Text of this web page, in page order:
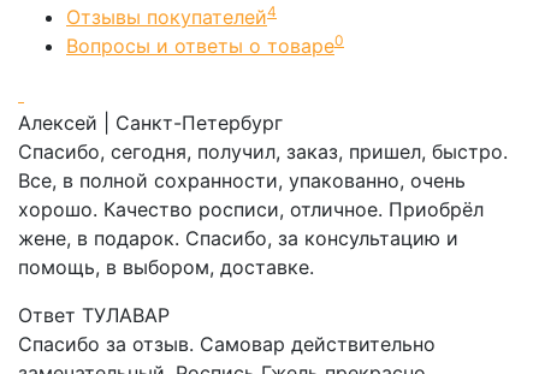
Отзывы покупателей4
Вопросы и ответы о товаре0
Алексей
| Санкт-Петербург
Спасибо, сегодня, получил, заказ, пришел, быстро.
Все, в полной сохранности, упакованно, очень
хорошо. Качество росписи, отличное. Приобрёл
жене, в подарок. Спасибо, за консультацию и
помощь, в выбором, доставке.
Ответ ТУЛАВАР
Спасибо за отзыв. Самовар действительно